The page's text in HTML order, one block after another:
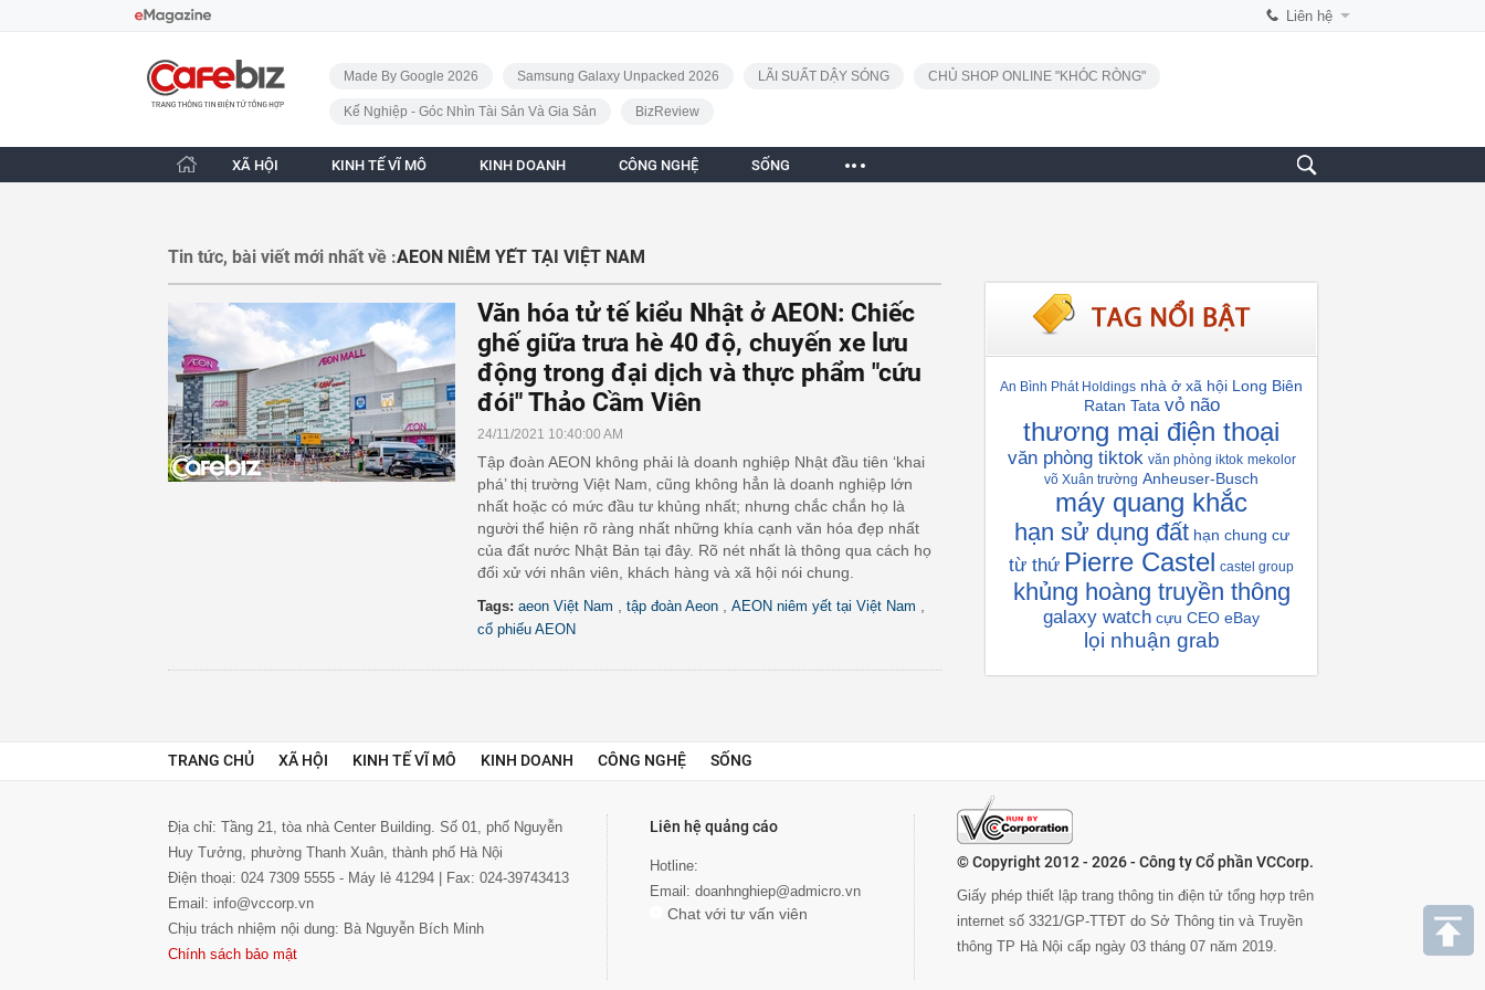
Liên hệ
CafeBiz - Trang chủ
Made By Google 2026
Samsung Galaxy Unpacked 2026 LÃI SUẤT DẬY SÓNG CHỦ SHOP ONLINE "KHÓC RÒNG"
Kế Nghiệp - Góc Nhìn Tài Sản Và Gia Sản BizReview
XÃ HỘI KINH TẾ VĨ MÔ KINH DOANH CÔNG NGHỆ SỐNG
Tin tức, bài viết mới nhất về :AEON NIÊM YẾT TẠI VIỆT NAM
Văn hóa tử tế kiểu Nhật ở AEON: Chiếc
ghế giữa trưa hè 40 độ, chuyến xe lưu
động trong đại dịch và thực phẩm "cứu
đói" Thảo Cầm Viên
24/11/2021 10:40:00 AM
Tập đoàn AEON không phải là doanh nghiệp Nhật đầu tiên ‘khai
phá’ thị trường Việt Nam, cũng không hẳn là doanh nghiệp lớn
nhất hoặc có mức đầu tư khủng nhất; nhưng chắc chắn họ là
người thể hiện rõ ràng nhất những khía cạnh văn hóa đẹp nhất
của đất nước Nhật Bản tại đây. Rõ nét nhất là thông qua cách họ
đối xử với nhân viên, khách hàng và xã hội nói chung.
Tags: aeon Việt Nam tập đoàn Aeon AEON niêm yết tại Việt Nam
cổ phiếu AEON
An Bình Phát Holdings nhà ở xã hội Long Biên
Ratan Tata vỏ não
thương mại điện thoại
văn phòng tiktok văn phòng iktok mekolor
võ Xuân trường Anheuser-Busch
máy quang khắc
hạn sử dụng đất hạn chung cư
từ thứ Pierre Castel castel group
khủng hoàng truyền thông
galaxy watch cựu CEO eBay
lọi nhuận grab
TRANG CHỦ XÃ HỘI KINH TẾ VĨ MÔ KINH DOANH CÔNG NGHỆ SỐNG
Địa chỉ: Tầng 21, tòa nhà Center Building. Số 01, phố Nguyễn
Huy Tưởng, phường Thanh Xuân, thành phố Hà Nội
Điện thoại: 024 7309 5555 - Máy lẻ 41294 | Fax: 024-39743413
Email: info@vccorp.vn
Chịu trách nhiệm nội dung: Bà Nguyễn Bích Minh
Chính sách bảo mật
Liên hệ quảng cáo
Hotline:
Email: doanhnghiep@admicro.vn
Chat với tư vấn viên
© Copyright 2012 - 2026 - Công ty Cổ phần VCCorp.
Giấy phép thiết lập trang thông tin điện tử tổng hợp trên
internet số 3321/GP-TTĐT do Sở Thông tin và Truyền
thông TP Hà Nội cấp ngày 03 tháng 07 năm 2019.